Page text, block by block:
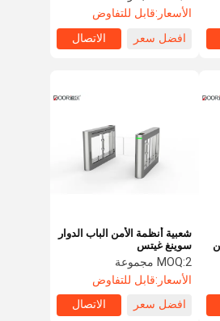
الأسعار:قابل للتفاوض
افضل سعر
الاتصال
شعبية أنظمة الأمن الباب الدوار
سوينغ غيتس
MOQ:2 مجموعة
الأسعار:قابل للتفاوض
افضل سعر
الاتصال